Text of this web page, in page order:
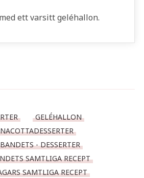
ett varsitt geléhallon.
GELÉHALLON
- DESSERTER
SAMTLIGA RECEPT
SAMTLIGA RECEPT